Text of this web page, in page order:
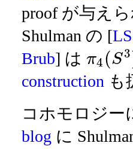
proof が与え
Shulman の [
Brub] は π4 (S3
construction も
コホモロジ
blog に